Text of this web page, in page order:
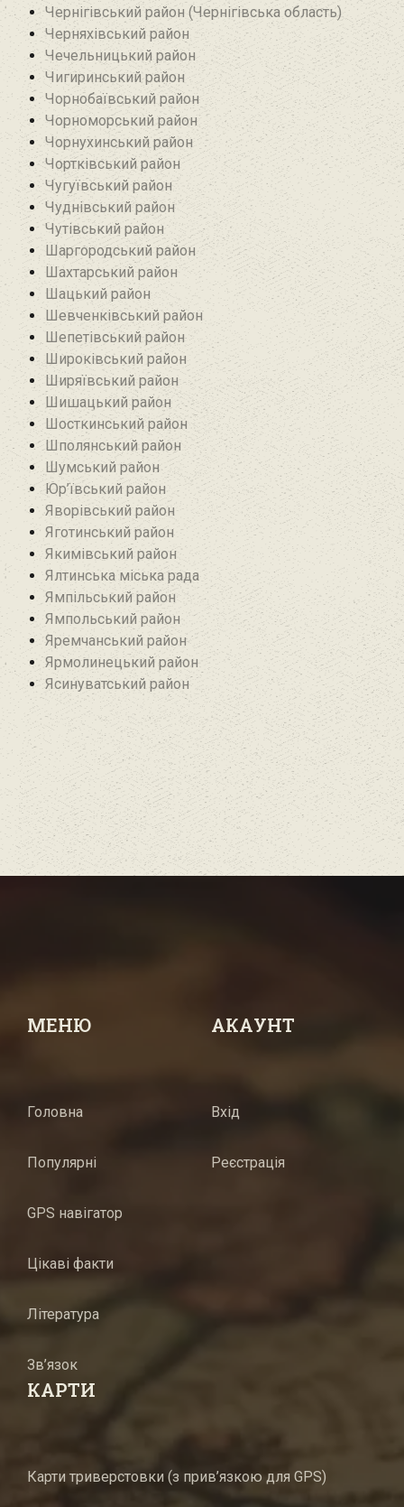
Чернігівський район (Чернігівська область)
Черняхівський район‎
Чечельницький район
Чигиринський район
Чорнобаївський район
Чорноморський район
Чорнухинський район‎
Чортківський район
Чугуївський район
Чуднівський район
Чутівський район
Шаргородський район
Шахтарський район‎
Шацький район
Шевченківський район
Шепетівський район
Широківський район
Ширяївський район
Шишацький район
Шосткинський район
Шполянський район
Шумський район
Юр’ївський район
Яворівський район
Яготинський район
Якимівський район
Ялтинська міська рада
Ямпільський район
Ямпольський район
Яремчанський район
Ярмолинецький район
Ясинуватський район
МЕНЮ
Головна
Популярні
GPS навігатор
Цікаві факти
Література
Зв’язок
АКАУНТ
Вхід
Реєстрація
КАРТИ
Карти триверстовки (з прив’язкою для GPS)